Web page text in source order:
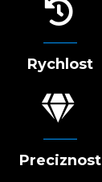
Rychlost
Preciznost